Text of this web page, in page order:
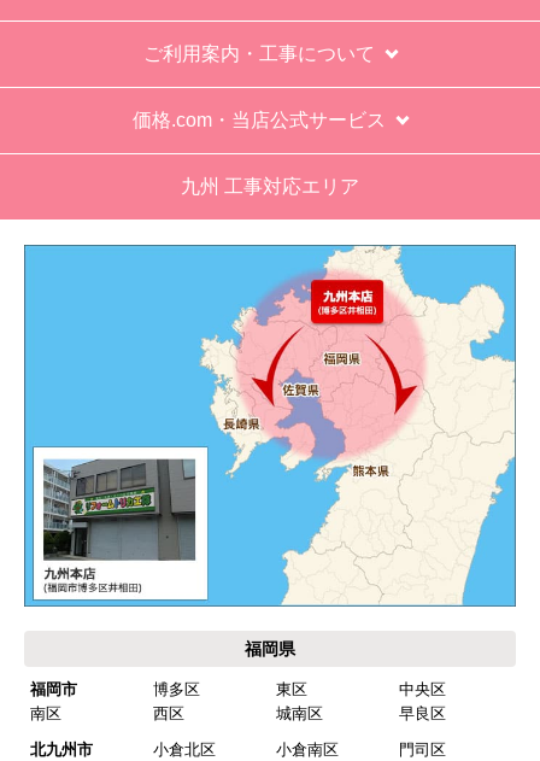
ご利用案内・工事について
価格.com・当店公式サービス
九州 工事対応エリア
福岡県
福岡市 博多区 東区
中央区
南区
西区 城南区
早良区
北九州市
小倉北区 小倉南区
門司区